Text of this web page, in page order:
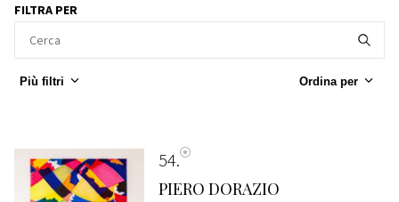
FILTRA PER
Più filtri Ordina per
54
PIERO DORAZIO